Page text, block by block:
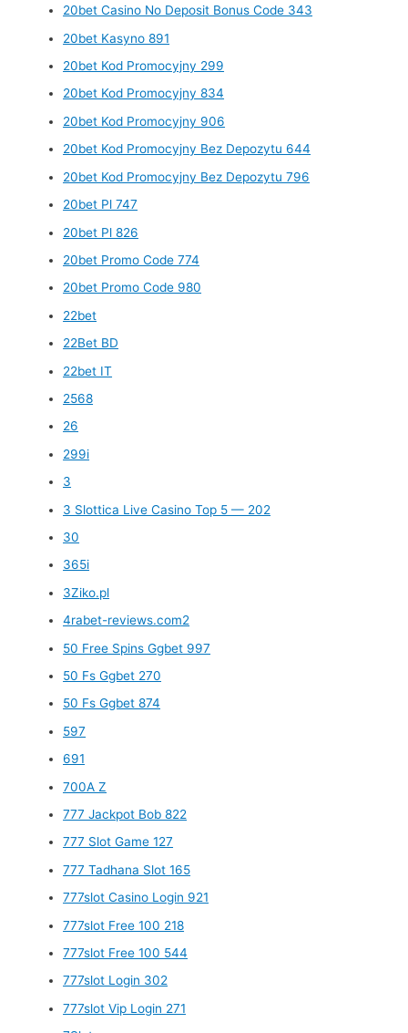
20bet Casino No Deposit Bonus Code 343
20bet Kasyno 891
20bet Kod Promocyjny 299
20bet Kod Promocyjny 834
20bet Kod Promocyjny 906
20bet Kod Promocyjny Bez Depozytu 644
20bet Kod Promocyjny Bez Depozytu 796
20bet Pl 747
20bet Pl 826
20bet Promo Code 774
20bet Promo Code 980
22bet
22Bet BD
22bet IT
2568
26
299i
3
3 Slottica Live Casino Top 5 — 202
30
365i
3Ziko.pl
4rabet-reviews.com2
50 Free Spins Ggbet 997
50 Fs Ggbet 270
50 Fs Ggbet 874
597
691
700A Z
777 Jackpot Bob 822
777 Slot Game 127
777 Tadhana Slot 165
777slot Casino Login 921
777slot Free 100 218
777slot Free 100 544
777slot Login 302
777slot Vip Login 271